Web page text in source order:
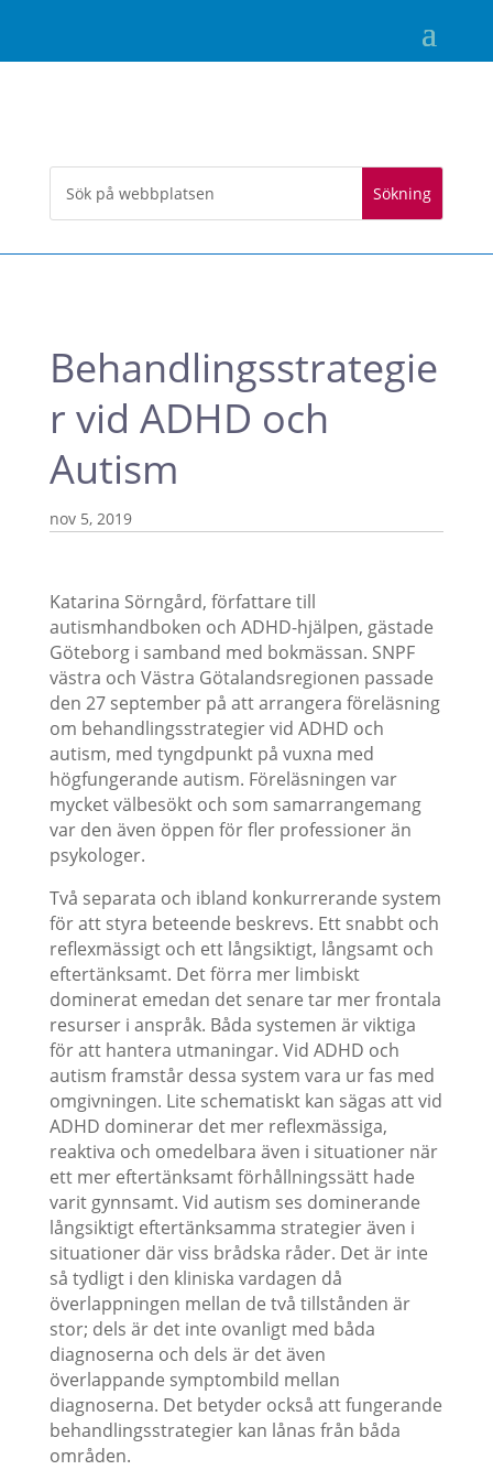
Behandlingsstrategie
r vid ADHD och
Autism
nov 5, 2019
Katarina Sörngård, författare till
autismhandboken och ADHD-hjälpen, gästade
Göteborg i samband med bokmässan. SNPF
västra och Västra Götalandsregionen passade
den 27 september på att arrangera föreläsning
om behandlingsstrategier vid ADHD och
autism, med tyngdpunkt på vuxna med
högfungerande autism. Föreläsningen var
mycket välbesökt och som samarrangemang
var den även öppen för fler professioner än
psykologer.
Två separata och ibland konkurrerande system
för att styra beteende beskrevs. Ett snabbt och
reflexmässigt och ett långsiktigt, långsamt och
eftertänksamt. Det förra mer limbiskt
dominerat emedan det senare tar mer frontala
resurser i anspråk. Båda systemen är viktiga
för att hantera utmaningar. Vid ADHD och
autism framstår dessa system vara ur fas med
omgivningen. Lite schematiskt kan sägas att vid
ADHD dominerar det mer reflexmässiga,
reaktiva och omedelbara även i situationer när
ett mer eftertänksamt förhållningssätt hade
varit gynnsamt. Vid autism ses dominerande
långsiktigt eftertänksamma strategier även i
situationer där viss brådska råder. Det är inte
så tydligt i den kliniska vardagen då
överlappningen mellan de två tillstånden är
stor; dels är det inte ovanligt med båda
diagnoserna och dels är det även
överlappande symptombild mellan
diagnoserna. Det betyder också att fungerande
behandlingsstrategier kan lånas från båda
områden.